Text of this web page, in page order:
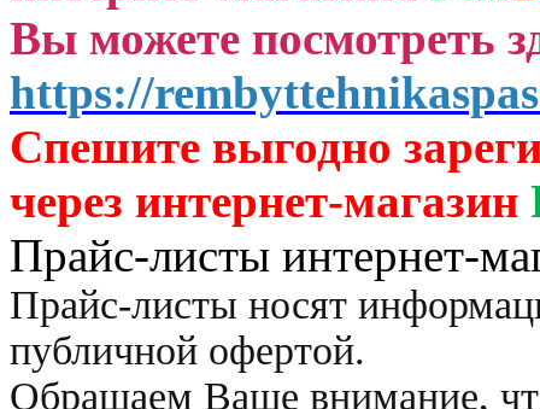
Вы можете посмотреть
https://
Спешите выгодно зар
через интернет-магазин
Прайс-листы интернет-
Прайс-листы носят
публичной офертой.
Обращаем Ваше внимание,